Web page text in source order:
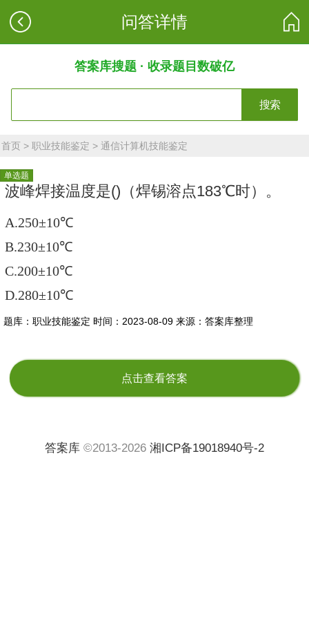
问答详情
答案库搜题 · 收录题目数破亿
搜索
首页 >职业技能鉴定 >通信计算机技能鉴定
单选题
波峰焊接温度是()（焊锡溶点183℃时）。
A.250±10℃
B.230±10℃
C.200±10℃
D.280±10℃
题库：职业技能鉴定 时间：2023-08-09 来源：答案库整理
点击查看答案
答案库 ©2013-2026 湘ICP备19018940号-2